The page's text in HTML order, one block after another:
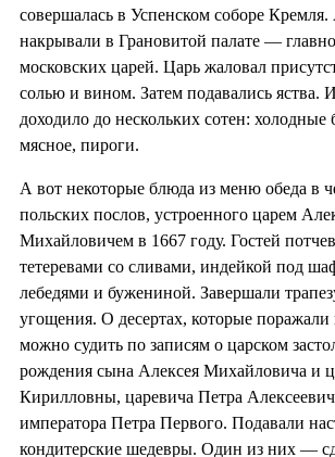
совершалась в Успенском соборе
накрывали в Грановитой палате —
московских царей. Царь жаловал
солью и вином. Затем подавались яства.
доходило до нескольких сотен:
мясное, пироги.
А вот некоторые блюда из меню обеда в
польских послов, устроенного царем
Михайловичем в 1667 году. Гостей
тетеревами со сливами, индейкой под
лебедями и бужениной. Завершали
угощения. О десертах, которые поражали
можно судить по записям о царском
рождения сына Алексея Михайловича и
Кирилловны, царевича Петра
императора Петра Первого. Подавали
кондитерские шедевры. Один из них —